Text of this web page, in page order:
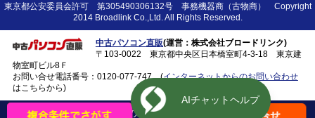
東京都公安委員会許可 第305490306132号 事務機器商（古物商） Copyright
2014 Broadlink Co.,Ltd. All Rights Reserved.
中古パソコン直販(運営：株式会社ブロードリンク)
〒103-0022 東京都中央区日本橋室町4-3-18 東京建
物室町ビル8Ｆ
お問い合せ電話番号： 0120-077-747(インターネットからのお問い合わせ
はこちらから)
このページの上に戻る